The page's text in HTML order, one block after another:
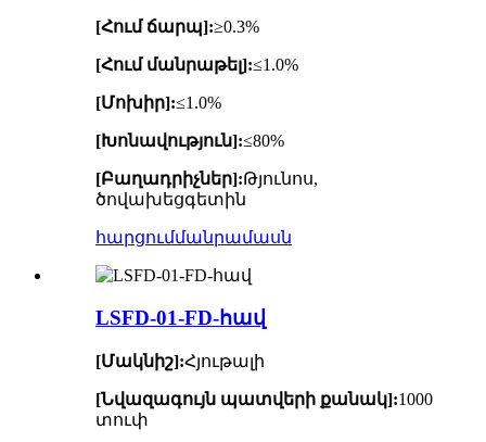
[Հում ճարպ]:≥0.3%
[Հում մանրաթել]:≤1.0%
[Մոխիր]:≤1.0%
[Խոնավություն]:≤80%
[Բաղադրիչներ]:Թյունոս,
ծովախեցգետին
հարցումմանրամասն
LSFD-01-FD-հավ
[Մակնիշ]:Հյութալի
[Նվազագույն պատվերի քանակ]:1000
տուփ